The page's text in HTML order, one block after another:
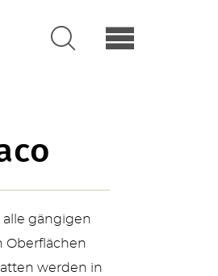
alle gängigen
Oberflächen
werden in